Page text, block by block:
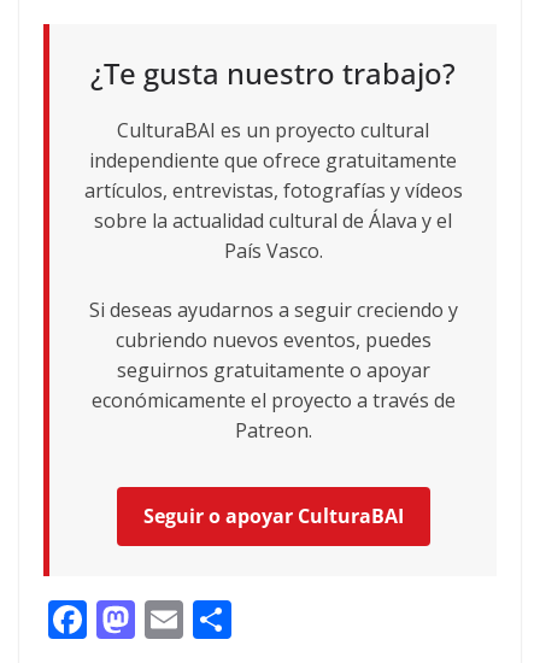
¿Te gusta nuestro trabajo?
CulturaBAI es un proyecto cultural
independiente que ofrece gratuitamente
artículos, entrevistas, fotografías y vídeos
sobre la actualidad cultural de Álava y el
País Vasco.
Si deseas ayudarnos a seguir creciendo y
cubriendo nuevos eventos, puedes
seguirnos gratuitamente o apoyar
económicamente el proyecto a través de
Patreon.
Seguir o apoyar CulturaBAI
F M E